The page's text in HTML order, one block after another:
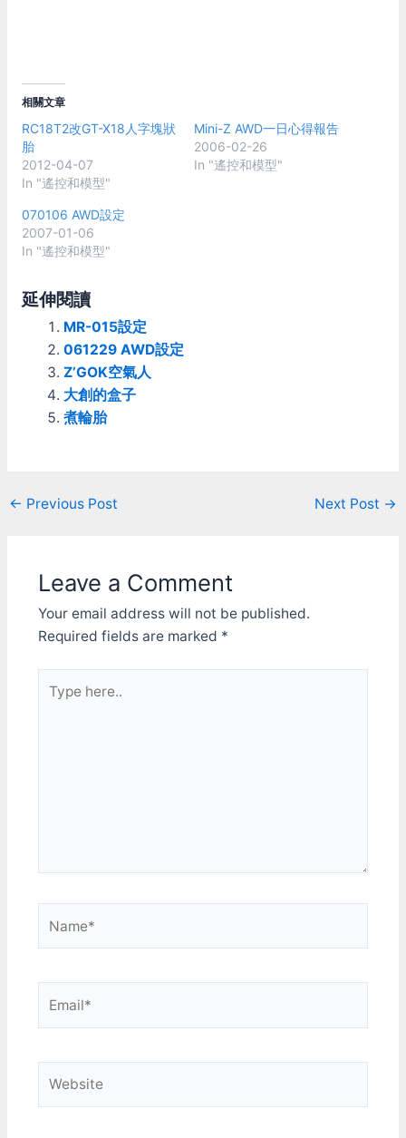
相關文章
RC18T2改GT-X18人字塊狀
胎
2012-04-07
In "遙控和模型"
Mini-Z AWD一日心得報告
2006-02-26
In "遙控和模型"
070106 AWD設定
2007-01-06
In "遙控和模型"
延伸閱讀
MR-015設定
061229 AWD設定
Z’GOK空氣人
大創的盒子
煮輪胎
Post
← Previous Post Next Post →
Leave a Comment
Your email address will not be published.
Required fields are marked *
here..